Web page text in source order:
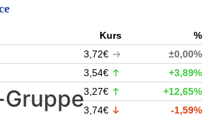
Kurs
%
3,72€
±0,00%
3,54€
+3,89%
3,27€
+12,65%
3,74€
-1,59%